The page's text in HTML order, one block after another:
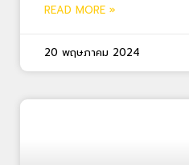
READ MORE »
20 พฤษภาคม 2024